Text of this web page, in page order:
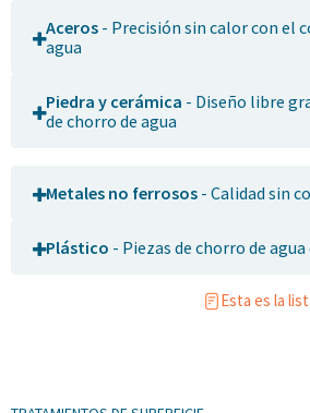
Aceros - Precisión sin calor con el
agua
Piedra y cerámica - Diseño libre
de chorro de agua
Metales no ferrosos - Calidad sin
Plástico - Piezas de chorro de agua
Esta es la